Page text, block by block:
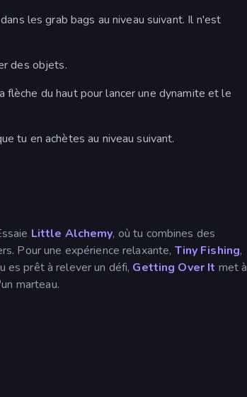
les grab bags au niveau suivant. Il n'est
des objets.
flèche du haut pour lancer une dynamite et le
tu en achètes au niveau suivant.
Little Alchemy, où tu combines des
Pour une expérience relaxante, Tiny Fishing,
es prêt à relever un défi, Getting Over It met à
marteau.